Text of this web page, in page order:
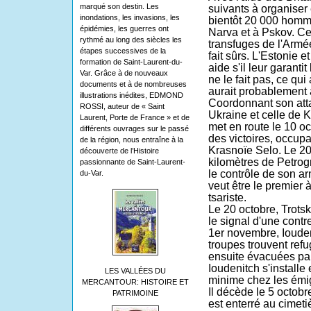
marqué son destin. Les
inondations, les invasions, les
épidémies, les guerres ont
rythmé au long des siècles les
étapes successives de la
formation de Saint-Laurent-du-
Var. Grâce à de nouveaux
documents et à de nombreuses
illustrations inédites, EDMOND
ROSSI, auteur de « Saint
Laurent, Porte de France » et de
différents ouvrages sur le passé
de la région, nous entraîne à la
découverte de l’Histoire
passionnante de Saint-Laurent-
du-Var.
LES VALLÉES DU
MERCANTOUR: HISTOIRE ET
PATRIMOINE
suivants à organiser
bientôt 20 000
Narvaet à Pskov.
transfuges de l'
fait sûrs. L'Estonie
aide s'il leur garantit
ne le fait pas, ce qui
aurait probablement
Coordonnant son
Ukraineet celle de
met en route le 10
des victoires,
Krasnoïe Selo. Le 20
kilomètres de
le contrôle de son
veut être le premier
tsariste.
Le 20 octobre,
le signal d'une
1er novembre,
troupes trouvent
ensuite évacuées
Ioudenitch s'installe
minime chez les
Il décède le 5
est enterré au